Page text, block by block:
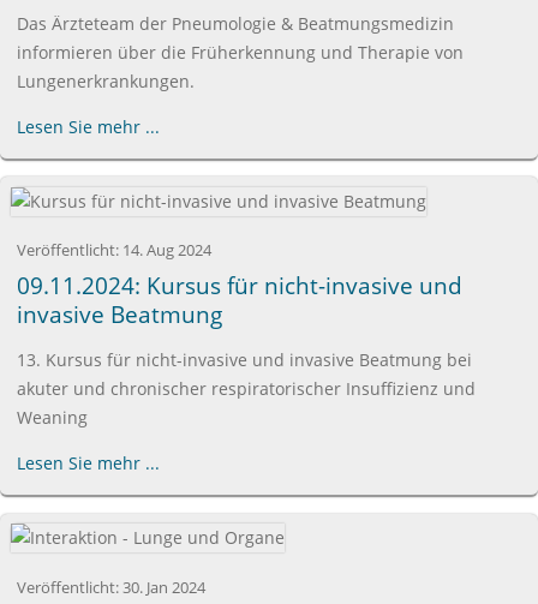
Das Ärzteteam der Pneumologie & Beatmungsmedizin
informieren über die Früherkennung und Therapie von
Lungenerkrankungen.
Lesen Sie mehr ...
Veröffentlicht: 14. Aug 2024
09.11.2024: Kursus für nicht-invasive und
invasive Beatmung
13. Kursus für nicht-invasive und invasive Beatmung bei
akuter und chronischer respiratorischer Insuffizienz und
Weaning
Lesen Sie mehr ...
Veröffentlicht:30. Jan 2024